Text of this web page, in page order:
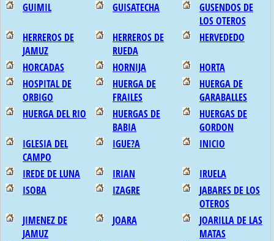
GUIMIL GUISATECHA
GUSENDOS DE
LOS OTEROS
HERREROS DE
JAMUZ
HERREROS DE
RUEDA
HERVEDEDO
HORCADAS HORNIJA
HORTA
HOSPITAL DE
ORBIGO
HUERGA DE
FRAILES
HUERGA DE
GARABALLES
HUERGA DEL RIO
HUERGAS DE
BABIA
HUERGAS DE
GORDON
IGLESIA DEL
CAMPO
IGUE?A INICIO
IREDE DE LUNA IRIAN
IRUELA
ISOBA
IZAGRE
JABARES DE LOS
OTEROS
JIMENEZ DE
JAMUZ
JOARA
JOARILLA DE LAS
MATAS